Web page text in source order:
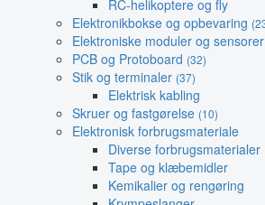
RC-helikoptere og fly
Elektronikbokse og opbevaring
Elektroniske moduler og sensorer
PCB og Protoboard (32)
Stik og terminaler (37)
Elektrisk kabling
Skruer og fastgørelse (10)
Elektronisk forbrugsmateriale
Diverse forbrugsmaterialer
Tape og klæbemidler
Kemikalier og rengøring